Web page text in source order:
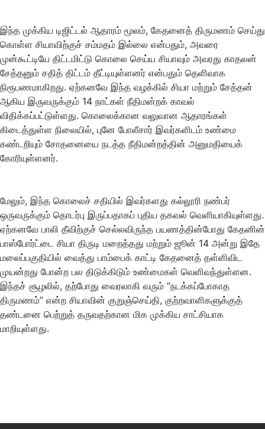
இந்த முக்கிய டிஜிட்டல் ஆதாரம் மூலம், கேதனைத் திருமணம் செய்து
கொள்ள சியாவிற்குச் சம்மதம் இல்லை என்பதும், அவரை
முன்கூட்டியே திட்டமிட்டு கொலை செய்ய சியாவும் அவரது காதலன்
சேத்தனும் சதித் திட்டம் தீட்டியுள்ளனர் என்பதும் தெளிவாக
நிரூபணமாகிறது. ஏற்கனவே இந்த வழக்கில் சியா மற்றும் சேத்தன்
ஆகிய இருவருக்கும் 14 நாட்கள் நீதிமன்றக் காவல்
விதிக்கப்பட்டுள்ளது. கொலைக்கான வலுவான ஆதாரங்கள்
கிடைத்துள்ள நிலையில், புனே போலீசார் இவர்களிடம் உண்மை
கண்டறியும் சோதனையை நடத்த நீதிமன்றத்தின் அனுமதியைக்
கோரியுள்ளனர்.
மேலும், இந்த கொலைச் சதியில் இவர்களது கல்லூரி நண்பர்
ஒருவருக்கும் தொடர்பு இருப்பதாகப் புதிய தகவல் வெளியாகியுள்ளது.
ஏற்கனவே பாலி தீவிற்குச் செல்லவிருந்த பயணத்தின்போது கேதனின்
பாஸ்போர்ட்டை சியா திருடி மறைத்தது மற்றும் ஜூன் 14 அன்று இதே
மலைப்பகுதியில் வைத்து பாம்பைக் காட்டி கேதனைத் தள்ளிவிட
முயன்றது போன்ற பல திடுக்கிடும் உண்மைகள் வெளிவந்துள்ளன.
இந்தச் சூழலில், தற்போது வைரலாகி வரும் “நடக்கப்போகாத
திருமணம்” என்ற சியாவின் குறுஞ்செய்தி, குற்றவாளிகளுக்குத்
தண்டனை பெற்றுத் தருவதற்கான மிக முக்கிய சாட்சியாக
மாறியுள்ளது.